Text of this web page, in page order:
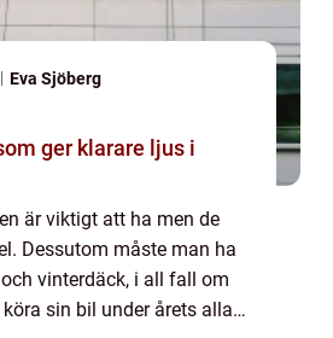
Eva Sjöberg
ger klarare ljus i
är viktigt att ha men de
Dessutom måste man ha
vinterdäck, i all fall om
sin bil under årets alla